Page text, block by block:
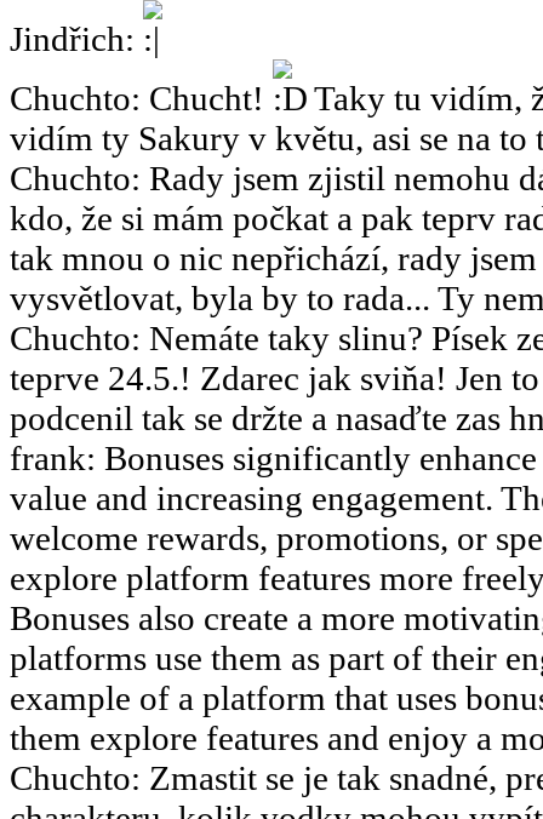
Jindřich:
Chuchto: Chucht!
Taky tu vidím,
vidím ty Sakury v květu, asi se na to
Chuchto: Rady jsem zjistil nemohu
kdo, že si mám počkat a pak teprv
tak mnou o nic nepřichází, rady
vysvětlovat, byla by to rada... Ty
Chuchto: Nemáte taky slinu? Písek
teprve 24.5.! Zdarec jak sviňa! Jen
podcenil tak se držte a nasaďte zas
frank: Bonuses significantly
value and increasing engagement.
welcome rewards, promotions, or
explore platform features more
Bonuses also create a more
platforms use them as part of their
example of a platform that uses
them explore features and enjoy a
Chuchto: Zmastit se je tak snadné,